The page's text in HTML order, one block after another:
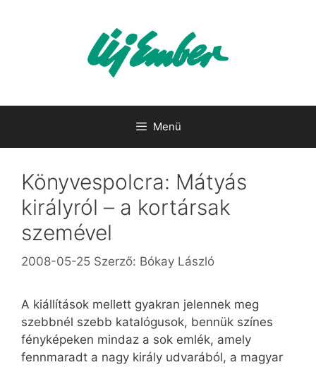
Menü
Könyvespolcra: Mátyás
királyról – a kortársak
szemével
2008-05-25 Szerző: Bókay László
A kiállítások mellett gyakran jelennek meg
szebbnél szebb katalógusok, bennük színes
fényképeken mindaz a sok emlék, amely
fennmaradt a nagy király udvarából, a magyar